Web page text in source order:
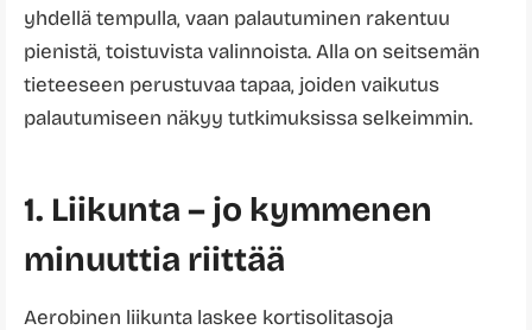
yhdellä tempulla, vaan palautuminen rakentuu
pienistä, toistuvista valinnoista. Alla on seitsemän
tieteeseen perustuvaa tapaa, joiden vaikutus
palautumiseen näkyy tutkimuksissa selkeimmin.
1. Liikunta – jo kymmenen
minuuttia riittää
Aerobinen liikunta laskee kortisolitasoja